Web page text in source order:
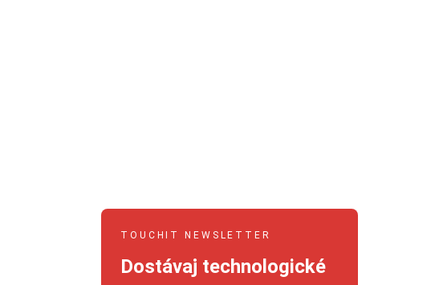
TOUCHIT NEWSLETTER
Dostávaj technologické